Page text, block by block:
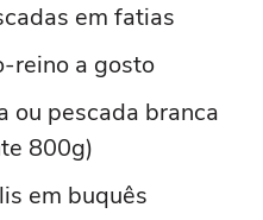
em fatias
reino a gosto
ou pescada branca
800g)
em buquês